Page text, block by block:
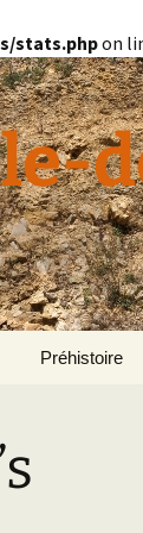
stats.phpon
du
Préhistoire